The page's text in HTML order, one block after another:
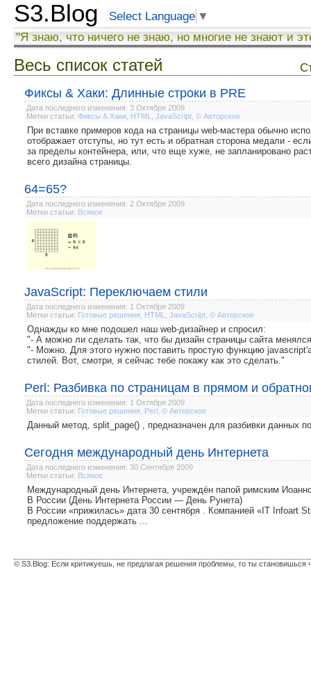
S3.Blog Select Language ▼
"Я знаю, что ничего не знаю, но многие не знают и
Весь список статей
Фиксы & Хаки: Длинные строки в PRE
Дата последнего изменения: 3 Октября 2009
Метки статьи: Фиксы & Хаки HTML JavaScript © Авторское
При вставке примеров кода на страницы web-мастера обычно
отображаeт отступы, но тут есть и обратная сторона медали -
за пределы контейнера, или, что еще хуже, не запланировано
всего дизайна страницы.
64=65?
Дата последнего изменения: 2 Октября 2009
Метки статьи: Всякое
JavaScript: Переключаем стили
Дата последнего изменения: 1 Октября 2009
Метки статьи: Готовые решения HTML JavaScript © Авторское
Однажды ко мне подошел наш web-дизайнер и спросил:
"- А можно ли сделать так, что бы дизайн страницы сайта
"- Можно. Для этого нужно поставить простую функцию
стилей. Вот, смотри, я сейчас тебе покажу как это сделать."
Perl: Разбивка по страницам в прямом и
Дата последнего изменения: 1 Октября 2009
Метки статьи: Готовые решения Perl © Авторское
Данный метод, split_page() , предназначен для разбивки данных
Сегодня международный день Интернета
Дата последнего изменения: 30 Сентября 2009
Метки статьи: Всякое
Международный день Интернета, учреждён папой римским
В России (День Интернета России — День Рунета)
В России «прижилась» дата 30 сентября . Компанией «IT Infoart
предложение поддержать ...
© S3.Blog: Если критикуешь, не предлагая решения проблемы, то ты становишься